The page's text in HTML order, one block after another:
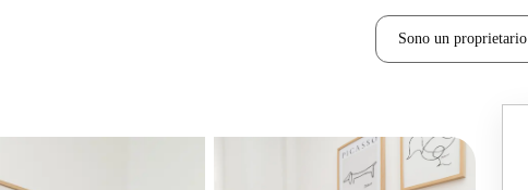
Sono un proprietario